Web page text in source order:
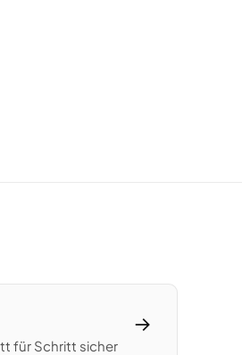
für Schritt sicher
→